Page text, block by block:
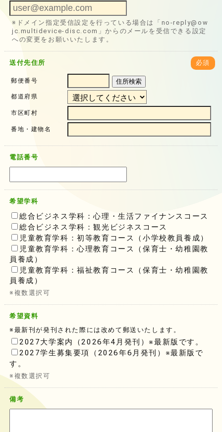
※ドメイン指定受信設定を行っている場合は「no-reply@ow
jc.multidevice-disc.com」からのメールを受信できる設定
への変更をお願いいたします。
送付先住所 必須
郵便番号 住所検索
都道府県
市区町村
番地・建物名
電話番号
希望学科
総合ビジネス学科：心理・生活ファイナンスコース
総合ビジネス学科：観光ビジネスコース
児童教育学科：初等教育コース（小学校教員養成）
児童教育学科：心理教育コース（保育士・幼稚園教
員養成）
児童教育学科：福祉教育コース（保育士・幼稚園教
員養成）
※複数選択可
希望資料
※最新刊が発刊された際には改めて郵送いたします。
2027大学案内（2026年4月発刊）※最新版です。
2027学生募集要項（2026年6月発刊）※最新版で
す。
※複数選択可
備考